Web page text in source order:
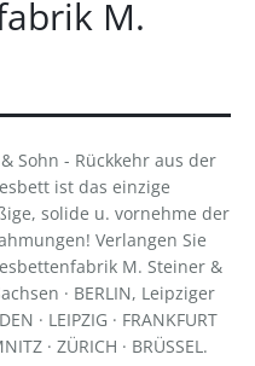
M.
Sohn - Rückkehr aus der
ist das einzige
solide u. vornehme der
Verlangen Sie
M. Steiner &
· BERLIN, Leipziger
· LEIPZIG · FRANKFURT
· ZÜRICH · BRÜSSEL.